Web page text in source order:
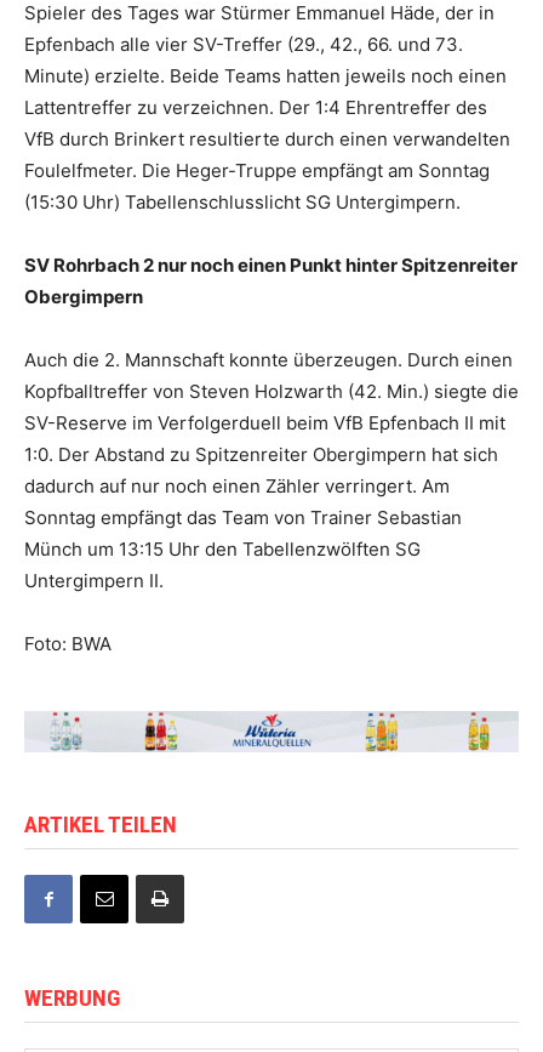
Spieler des Tages war Stürmer Emmanuel Häde, der in
Epfenbach alle vier SV-Treffer (29., 42., 66. und 73.
Minute) erzielte. Beide Teams hatten jeweils noch einen
Lattentreffer zu verzeichnen. Der 1:4 Ehrentreffer des
VfB durch Brinkert resultierte durch einen verwandelten
Foulelfmeter. Die Heger-Truppe empfängt am Sonntag
(15:30 Uhr) Tabellenschlusslicht SG Untergimpern.
SV Rohrbach 2 nur noch einen Punkt hinter Spitzenreiter
Obergimpern
Auch die 2. Mannschaft konnte überzeugen. Durch einen
Kopfballtreffer von Steven Holzwarth (42. Min.) siegte die
SV-Reserve im Verfolgerduell beim VfB Epfenbach II mit
1:0. Der Abstand zu Spitzenreiter Obergimpern hat sich
dadurch auf nur noch einen Zähler verringert. Am
Sonntag empfängt das Team von Trainer Sebastian
Münch um 13:15 Uhr den Tabellenzwölften SG
Untergimpern II.
Foto: BWA
ARTIKEL TEILEN
WERBUNG